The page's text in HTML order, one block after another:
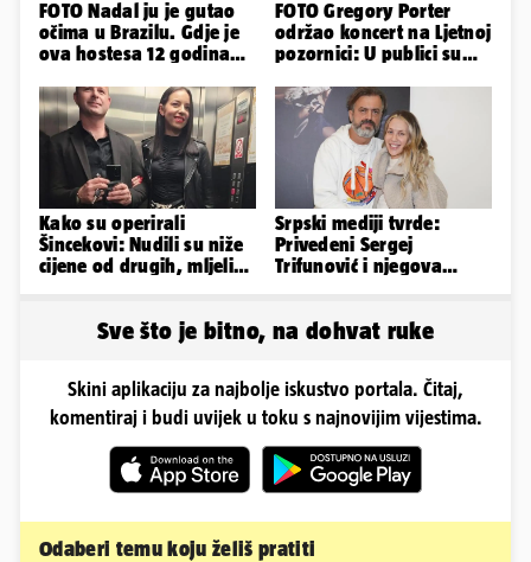
FOTO Nadal ju je gutao
očima u Brazilu. Gdje je
ova hostesa 12 godina
FOTO Gregory Porter
održao koncert na Ljetnoj
pozornici: U publici su
Kako su operirali
Šincekovi: Nudili su niže
cijene od drugih, mljeli
Srpski mediji tvrde:
Privedeni Sergej
Trifunović i njegova
Sve što je bitno, na dohvat ruke
Skini aplikaciju za najbolje iskustvo portala. Čitaj,
komentiraj i budi uvijek u toku s najnovijim vijestima.
Odaberi temu koju želiš pratiti